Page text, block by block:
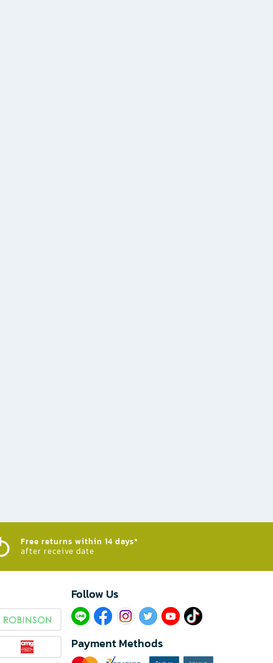
Free returns within 14 days*
after receive date
Follow Us​
Payment Methods